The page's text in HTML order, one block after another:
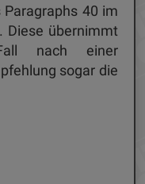
40 im
Diese übernimmt
nach einer
sogar die